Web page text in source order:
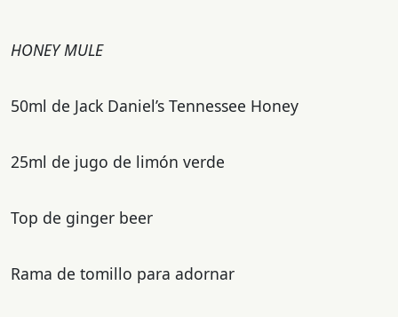
HONEY MULE
50ml de Jack Daniel’s Tennessee Honey
25ml de jugo de limón verde
Top de ginger beer
Rama de tomillo para adornar